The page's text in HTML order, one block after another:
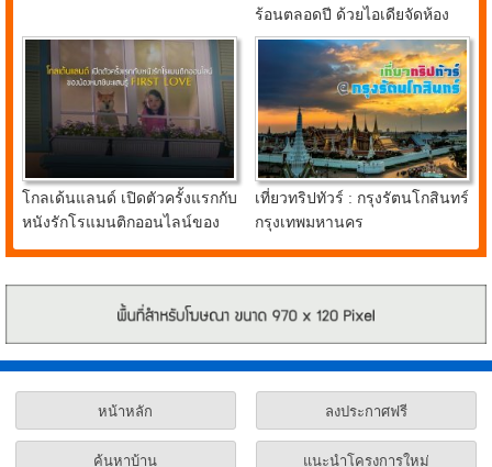
ร้อนตลอดปี ด้วยไอเดียจัดห้อง
นอนสุดคูลจาก อินเด็กซ์ ลิฟวิ่ง
โกลเด้นแลนด์ เปิดตัวครั้งแรกกับ
หนังรักโรแมนติกออนไลน์ของ
น้องหมาชิบะแสนรู้ FIRST
เที่ยวทริปทัวร์ : กรุงรัตนโกสินทร์
กรุงเทพมหานคร
หน้าหลัก ลงประกาศฟรี
ค้นหาบ้าน แนะนำโครงการใหม่